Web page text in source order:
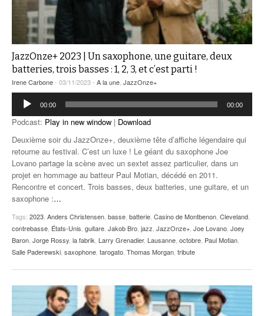
JazzOnze+ 2023 | Un saxophone, une guitare, deux
batteries, trois basses : 1, 2, 3, et c’est parti !
Irene Carbone- 03/11/2023 - A la une, JazzOnze+
Lecteur
audio
00:00 00:00
Podcast: Play in new window | Download
Deuxième soir du JazzOnze+, deuxième tête d’affiche légendaire qui
retourne au festival. C’est un luxe ! Le géant du saxophone Joe
Lovano partage la scène avec un sextet assez particulier, dans un
projet en hommage au batteur Paul Motian, décédé en 2011.
Rencontre et concert. Trois basses, deux batteries, une guitare, et un
saxophone :…
Tags: 2023, Anders Christensen, basse, batterie, Casino de Montbenon, Cleveland,
contrebasse, États-Unis, guitare, Jakob Bro, jazz, JazzOnze+, Joe Lovano, Joey
Baron, Jorge Rossy, la fabrik, Larry Grenadier, Lausanne, octobre, Paul Motian,
Salle Paderewski, saxophone, tarogato, Thomas Morgan, tribute